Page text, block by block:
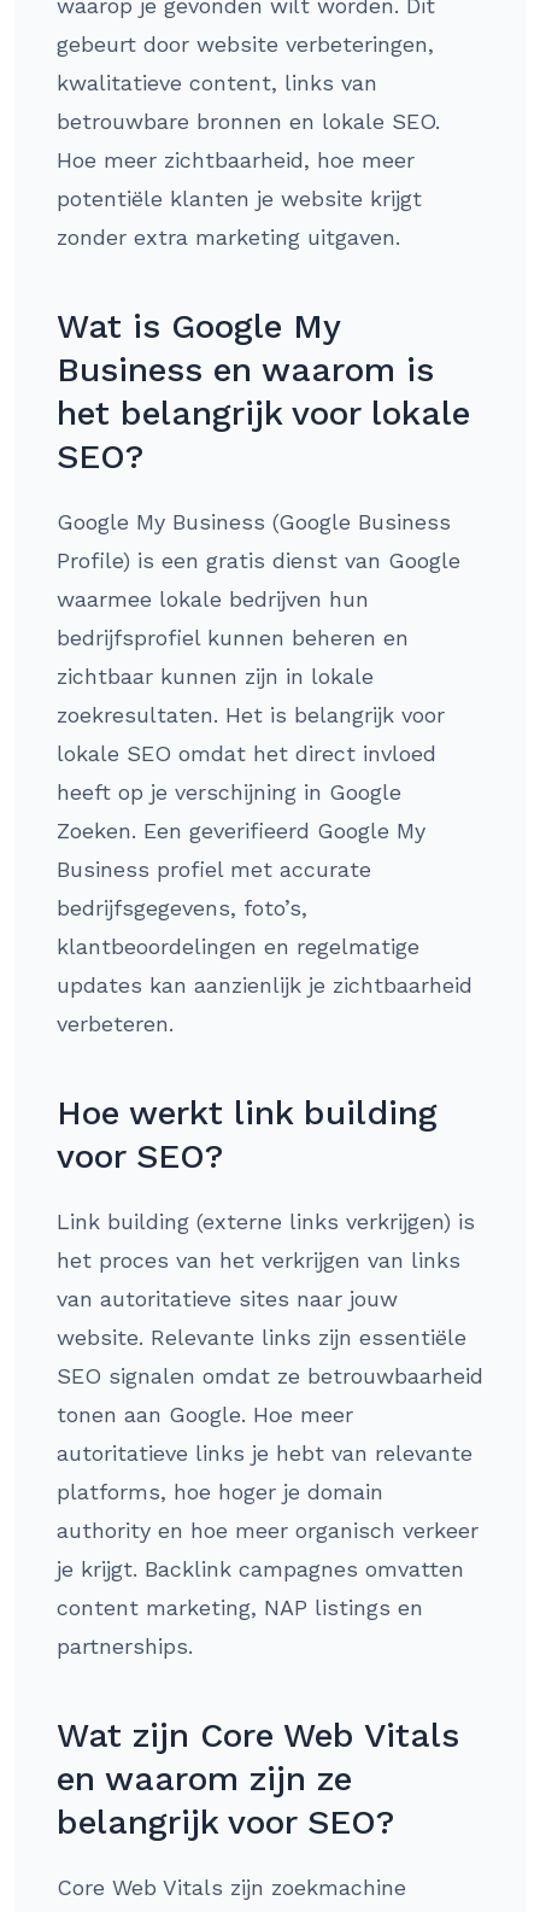
waarop je gevonden wilt worden. Dit
gebeurt door website verbeteringen,
kwalitatieve content, links van
betrouwbare bronnen en lokale SEO.
Hoe meer zichtbaarheid, hoe meer
potentiële klanten je website krijgt
zonder extra marketing uitgaven.
Wat is Google My
Business en waarom is
het belangrijk voor lokale
SEO?
Google My Business (Google Business
Profile) is een gratis dienst van Google
waarmee lokale bedrijven hun
bedrijfsprofiel kunnen beheren en
zichtbaar kunnen zijn in lokale
zoekresultaten. Het is belangrijk voor
lokale SEO omdat het direct invloed
heeft op je verschijning in Google
Zoeken. Een geverifieerd Google My
Business profiel met accurate
bedrijfsgegevens, foto’s,
klantbeoordelingen en regelmatige
updates kan aanzienlijk je zichtbaarheid
verbeteren.
Hoe werkt link building
voor SEO?
Link building (externe links verkrijgen) is
het proces van het verkrijgen van links
van autoritatieve sites naar jouw
website. Relevante links zijn essentiële
SEO signalen omdat ze betrouwbaarheid
tonen aan Google. Hoe meer
autoritatieve links je hebt van relevante
platforms, hoe hoger je domain
authority en hoe meer organisch verkeer
je krijgt. Backlink campagnes omvatten
content marketing, NAP listings en
partnerships.
Wat zijn Core Web Vitals
en waarom zijn ze
belangrijk voor SEO?
Core Web Vitals zijn zoekmachine